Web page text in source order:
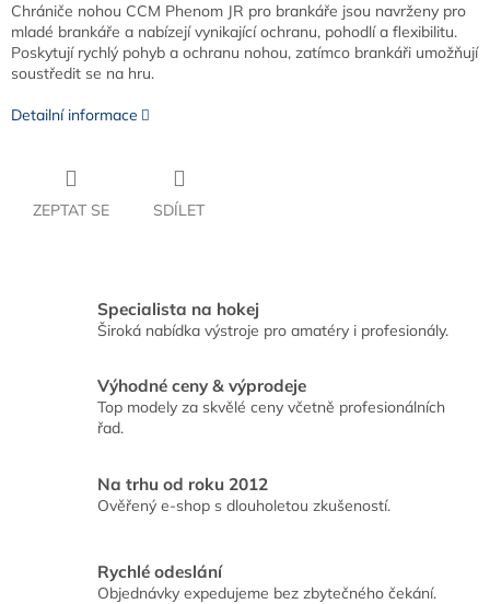
Chrániče nohou CCM Phenom JR pro brankáře jsou navrženy pro
mladé brankáře a nabízejí vynikající ochranu, pohodlí a flexibilitu.
Poskytují rychlý pohyb a ochranu nohou, zatímco brankáři umožňují
soustředit se na hru.
Detailní informace
ZEPTAT SE SDÍLET
Specialista na hokej
Široká nabídka výstroje pro amatéry i profesionály.
Výhodné ceny & výprodeje
Top modely za skvělé ceny včetně profesionálních
řad.
Na trhu od roku 2012
Ověřený e-shop s dlouholetou zkušeností.
Rychlé odeslání
Objednávky expedujeme bez zbytečného čekání.